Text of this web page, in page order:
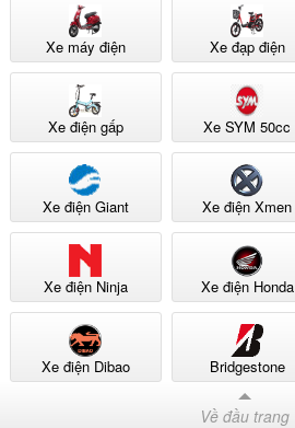
Xe máy điện Xe đạp điện
Xe điện gấp Xe SYM 50cc
Xe điện Giant Xe điện Xmen
Xe điện Ninja Xe điện Honda
Xe điện Dibao Bridgestone
Về đầu trang